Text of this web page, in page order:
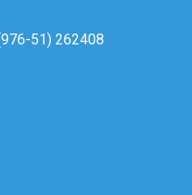
51) 262408